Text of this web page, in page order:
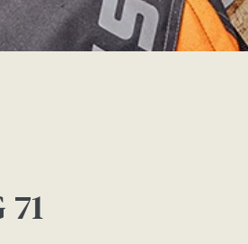
71